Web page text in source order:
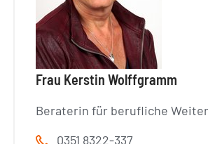
Frau Kerstin Wolffgramm
Beraterin für berufliche
0351 8322-337